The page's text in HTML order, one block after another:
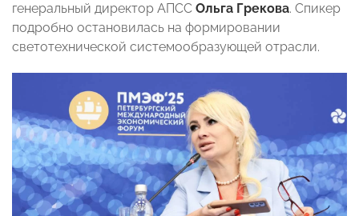
генеральный директор АПСС Ольга Грекова. Спикер
подробно остановилась на формировании
светотехнической системообразующей отрасли.